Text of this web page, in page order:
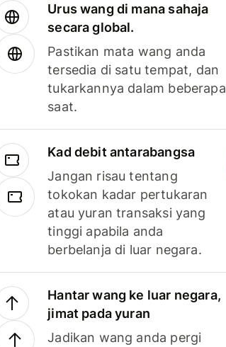
Urus wang di mana sahaja
secara global.
Pastikan mata wang anda
tersedia di satu tempat, dan
tukarkannya dalam beberapa
saat.
Kad debit antarabangsa
Jangan risau tentang
tokokan kadar pertukaran
atau yuran transaksi yang
tinggi apabila anda
berbelanja di luar negara.
Hantar wang ke luar negara,
jimat pada yuran
Jadikan wang anda pergi